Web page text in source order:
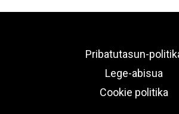
Pribatutasun-
Lege-abisua
Cookie politika